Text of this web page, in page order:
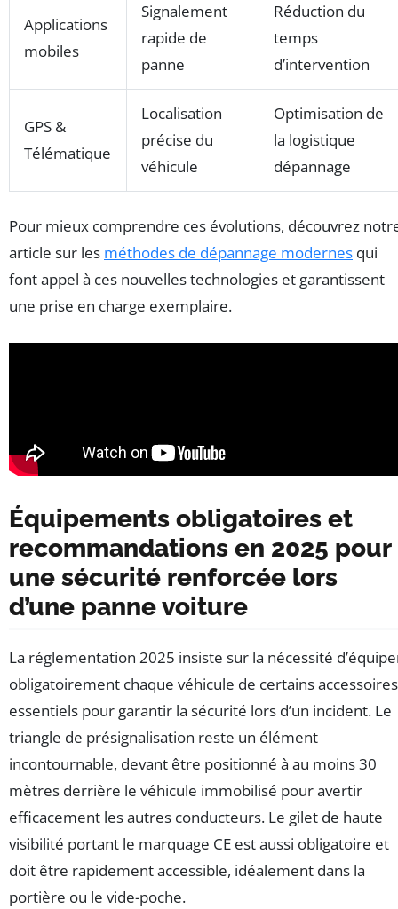
Applications
mobiles
Signalement
rapide de
panne
Réduction du
temps
d’intervention
GPS &
Télématique
Localisation
précise du
véhicule
Optimisation de
la logistique
dépannage
Pour mieux comprendre ces évolutions, découvrez
article sur les méthodes de dépannage modernes qui
font appel à ces nouvelles technologies et garantissent
une prise en charge exemplaire.
Équipements obligatoires et
recommandations en 2025 pour
une sécurité renforcée lors
d’une panne voiture
La réglementation 2025 insiste sur la nécessité
obligatoirement chaque véhicule de certains accessoires
essentiels pour garantir la sécurité lors d’un incident. Le
triangle de présignalisation reste un élément
incontournable, devant être positionné à au moins 30
mètres derrière le véhicule immobilisé pour avertir
efficacement les autres conducteurs. Le gilet de haute
visibilité portant le marquage CE est aussi obligatoire et
doit être rapidement accessible, idéalement dans la
portière ou le vide-poche.